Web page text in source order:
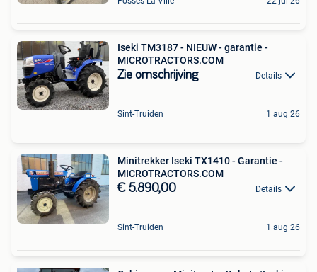
Iseki TM3187 - NIEUW - garantie -
MICROTRACTORS.COM
Zie omschrijving Details
Sint-Truiden 1 aug 26
Minitrekker Iseki TX1410 - Garantie -
MICROTRACTORS.COM
€ 5.890,00 Details
Sint-Truiden 1 aug 26